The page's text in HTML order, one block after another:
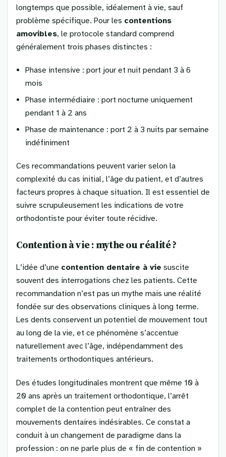
longtemps que possible, idéalement à vie, sauf
problème spécifique. Pour les contentions
amovibles, le protocole standard comprend
généralement trois phases distinctes :
Phase intensive : port jour et nuit pendant 3 à 6
mois
Phase intermédiaire : port nocturne uniquement
pendant 1 à 2 ans
Phase de maintenance : port 2 à 3 nuits par semaine
indéfiniment
Ces recommandations peuvent varier selon la
complexité du cas initial, l’âge du patient, et d’autres
facteurs propres à chaque situation. Il est essentiel de
suivre scrupuleusement les indications de votre
orthodontiste pour éviter toute récidive.
Contention à vie : mythe ou réalité ?
L’idée d’une contention dentaire à vie suscite
souvent des interrogations chez les patients. Cette
recommandation n’est pas un mythe mais une réalité
fondée sur des observations cliniques à long terme.
Les dents conservent un potentiel de mouvement tout
au long de la vie, et ce phénomène s’accentue
naturellement avec l’âge, indépendamment des
traitements orthodontiques antérieurs.
Des études longitudinales montrent que même 10 à
20 ans après un traitement orthodontique, l’arrêt
complet de la contention peut entraîner des
mouvements dentaires indésirables. Ce constat a
conduit à un changement de paradigme dans la
profession : on ne parle plus de « fin de contention »